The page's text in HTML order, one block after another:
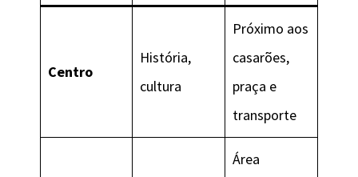
Centro
História,
cultura
Próximo aos
casarões,
praça e
transporte
Área